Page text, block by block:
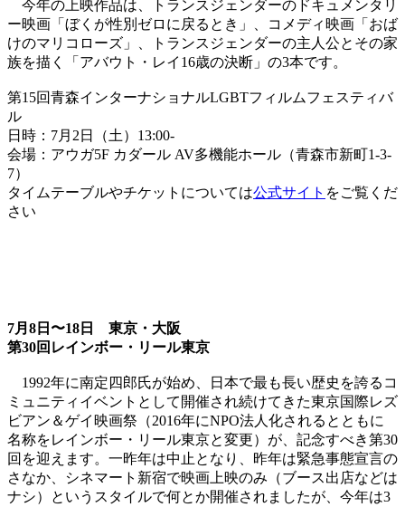
今年の上映作品は、トランスジェンダーのドキュメンタリ
ー映画「ぼくが性別ゼロに戻るとき」、コメディ映画「おば
けのマリコローズ」、トランスジェンダーの主人公とその家
族を描く「アバウト・レイ16歳の決断」の3本です。
第15回青森インターナショナルLGBTフィルムフェスティバ
ル
日時：7月2日（土）13:00-
会場：アウガ5F カダール AV多機能ホール（青森市新町1-3-
7）
タイムテーブルやチケットについては公式サイト をご覧くだ
さい
7月8日〜18日 東京・大阪
第30回レインボー・リール東京
1992年に南定四郎氏が始め、日本で最も長い歴史を誇るコ
ミュニティイベントとして開催され続けてきた東京国際レズ
ビアン＆ゲイ映画祭（2016年にNPO法人化されるとともに
名称をレインボー・リール東京と変更）が、記念すべき第30
回を迎えます。一昨年は中止となり、昨年は緊急事態宣言の
さなか、シネマート新宿で映画上映のみ（ブース出店などは
ナシ）というスタイルで何とか開催されましたが、今年は3